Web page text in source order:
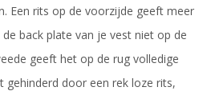
Een rits op de voorzijde geeft meer
back plate van je vest niet op de
geeft het op de rug volledige
gehinderd door een rek loze rits,